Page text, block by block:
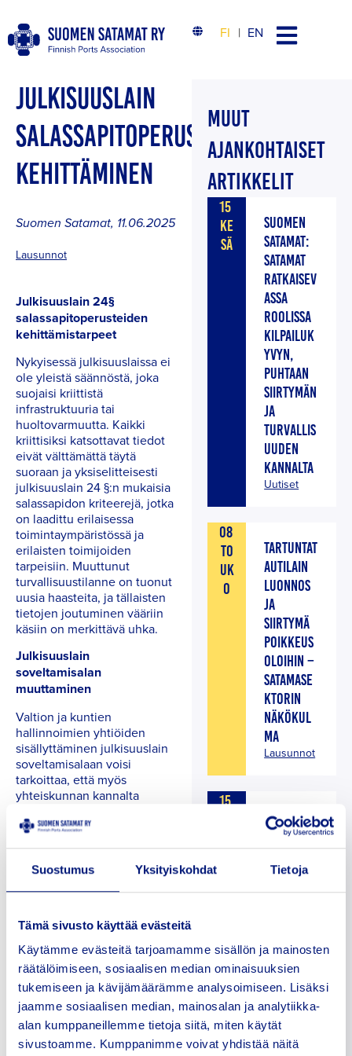
Suostumus Yksityiskohdat Tietoja
Tämä sivusto käyttää evästeitä
Käytämme evästeitä tarjoamamme sisällön ja mainosten
räätälöimiseen, sosiaalisen median ominaisuuksien
tukemiseen ja kävijämäärämme analysoimiseen. Lisäksi
jaamme sosiaalisen median, mainosalan ja analytiikka-
alan kumppaneillemme tietoja siitä, miten käytät
sivustoamme. Kumppanimme voivat yhdistää näitä
FI EN
JULKISUUSLAIN
SALASSAPITOPERUSTEIDEN
KEHITTÄMINEN
Suomen Satamat, 11.06.2025
Lausunnot
Julkisuuslain 24§
salassapitoperusteiden
kehittämistarpeet
Nykyisessä julkisuuslaissa ei
ole yleistä säännöstä, joka
suojaisi kriittistä
infrastruktuuria tai
huoltovarmuutta. Kaikki
kriittisiksi katsottavat tiedot
eivät välttämättä täytä
suoraan ja yksiselitteisesti
julkisuuslain 24 §:n mukaisia
salassapidon kriteerejä, jotka
on laadittu erilaisessa
toimintaympäristössä ja
erilaisten toimijoiden
tarpeisiin. Muuttunut
turvallisuustilanne on tuonut
uusia haasteita, ja tällaisten
tietojen joutuminen vääriin
käsiin on merkittävä uhka.
Julkisuuslain
soveltamisalan
muuttaminen
Valtion ja kuntien
hallinnoimien yhtiöiden
sisällyttäminen julkisuuslain
soveltamisalaan voisi
tarkoittaa, että myös
yhteiskunnan kannalta
ylläpitävien yritysten
kuten satamien
järjestäminen tapahtuu usein
konserniyhtiöiden kautta.
Näihin toimintoihin on
kohdistunut tiedustelua sekä
tietoverkkojen välityksellä
että fyysisesti, ja myös
sabotaasin mahdollisuus on
tunnistettu. Julkisuuslain
soveltamisalan
laajentaminen ei saisi johtaa
MUUT
AJANKOHTAISET
ARTIKKELIT
15
KE
SÄ
SUOMEN
SATAMAT:
SATAMAT
RATKAISEV
ASSA
ROOLISSA
KILPAILUK
YVYN,
PUHTAAN
SIIRTYMÄN
JA
TURVALLIS
UUDEN
KANNALTA
Uutiset
08
TO
UK
O
TARTUNTAT
AUTILAIN
LUONNOS
JA
SIIRTYMÄ
POIKKEUS
OLOIHIN –
SATAMASE
KTORIN
NÄKÖKUL
MA
Lausunnot
15
SUOMEN
SATAMAT
RY SAI
UUDEN
HALLITUKS
HTAJAN
Uutiset